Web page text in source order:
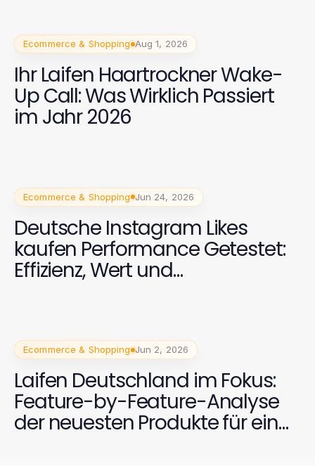
Ecommerce & Shopping Aug 1, 2026
Ihr Laifen Haartrockner Wake-
Up Call: Was Wirklich Passiert
im Jahr 2026
Ecommerce & Shopping Jun 24, 2026
Deutsche Instagram Likes
kaufen Performance Getestet:
Effizienz, Wert und
Ecommerce & Shopping Jun 2, 2026
Laifen Deutschland im Fokus:
Feature-by-Feature-Analyse
der neuesten Produkte für ein